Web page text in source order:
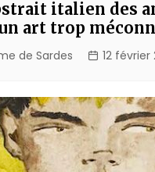
italien des
art trop
de Sardes 12 février